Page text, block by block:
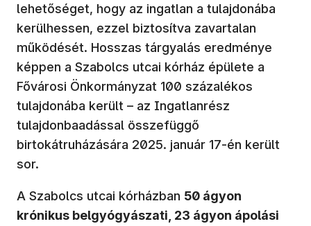
lehetőséget, hogy az ingatlan a tulajdonába
kerülhessen, ezzel biztosítva zavartalan
működését. Hosszas tárgyalás eredménye
képpen a Szabolcs utcai kórház épülete a
Fővárosi Önkormányzat 100 százalékos
tulajdonába került – az Ingatlanrész
tulajdonbaadással összefüggő
birtokátruházására 2025. január 17-én került
sor.
A Szabolcs utcai kórházban 50 ágyon
krónikus belgyógyászati, 23 ágyon ápolási